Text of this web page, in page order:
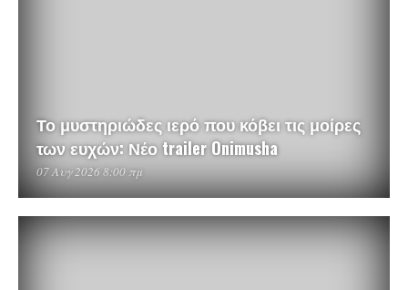
Το μυστηριώδες ιερό που κόβει τις μοίρες
των ευχών: Νέο trailer Onimusha
07 Αυγ 2026 8:00 πμ